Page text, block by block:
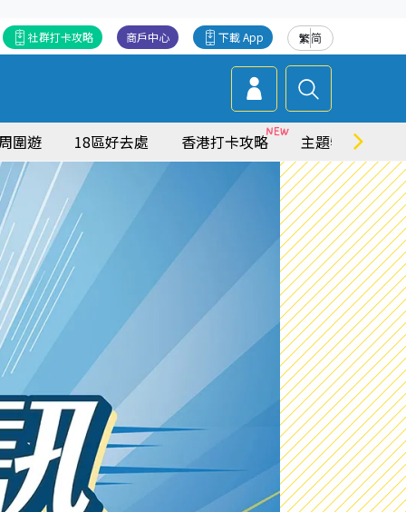
繁简
下載 App
商戶中心
社群打卡攻略
圍遊 18區好去處 香港打卡攻略 主題特集